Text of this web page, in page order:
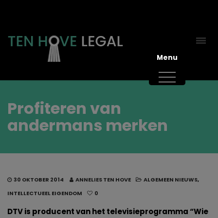
Profiteren van
andermans merken
30 OKTOBER 2014 ANNELIES TEN HOVE ALGEMEEN NIEUWS,
INTELLECTUEEL EIGENDOM
0
DTV is producent van het televisieprogramma “Wie
Menu